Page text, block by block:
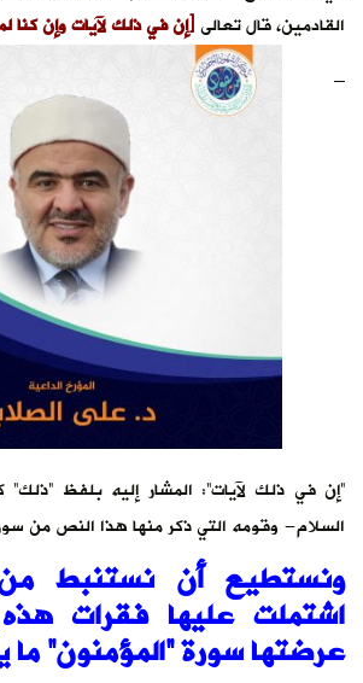
القادمين، قال تعالى﴿إن في ذلك لآيات وإن كنا
–
“إن في ذلك لآيات”: المشار إليه بلفظ
السلام- وقومه التي ذكر منها هذا النص من
ونستطيع أن نستنبط من
اشتملت عليها فقرات
عرضتها سورة “المؤمنون” ما